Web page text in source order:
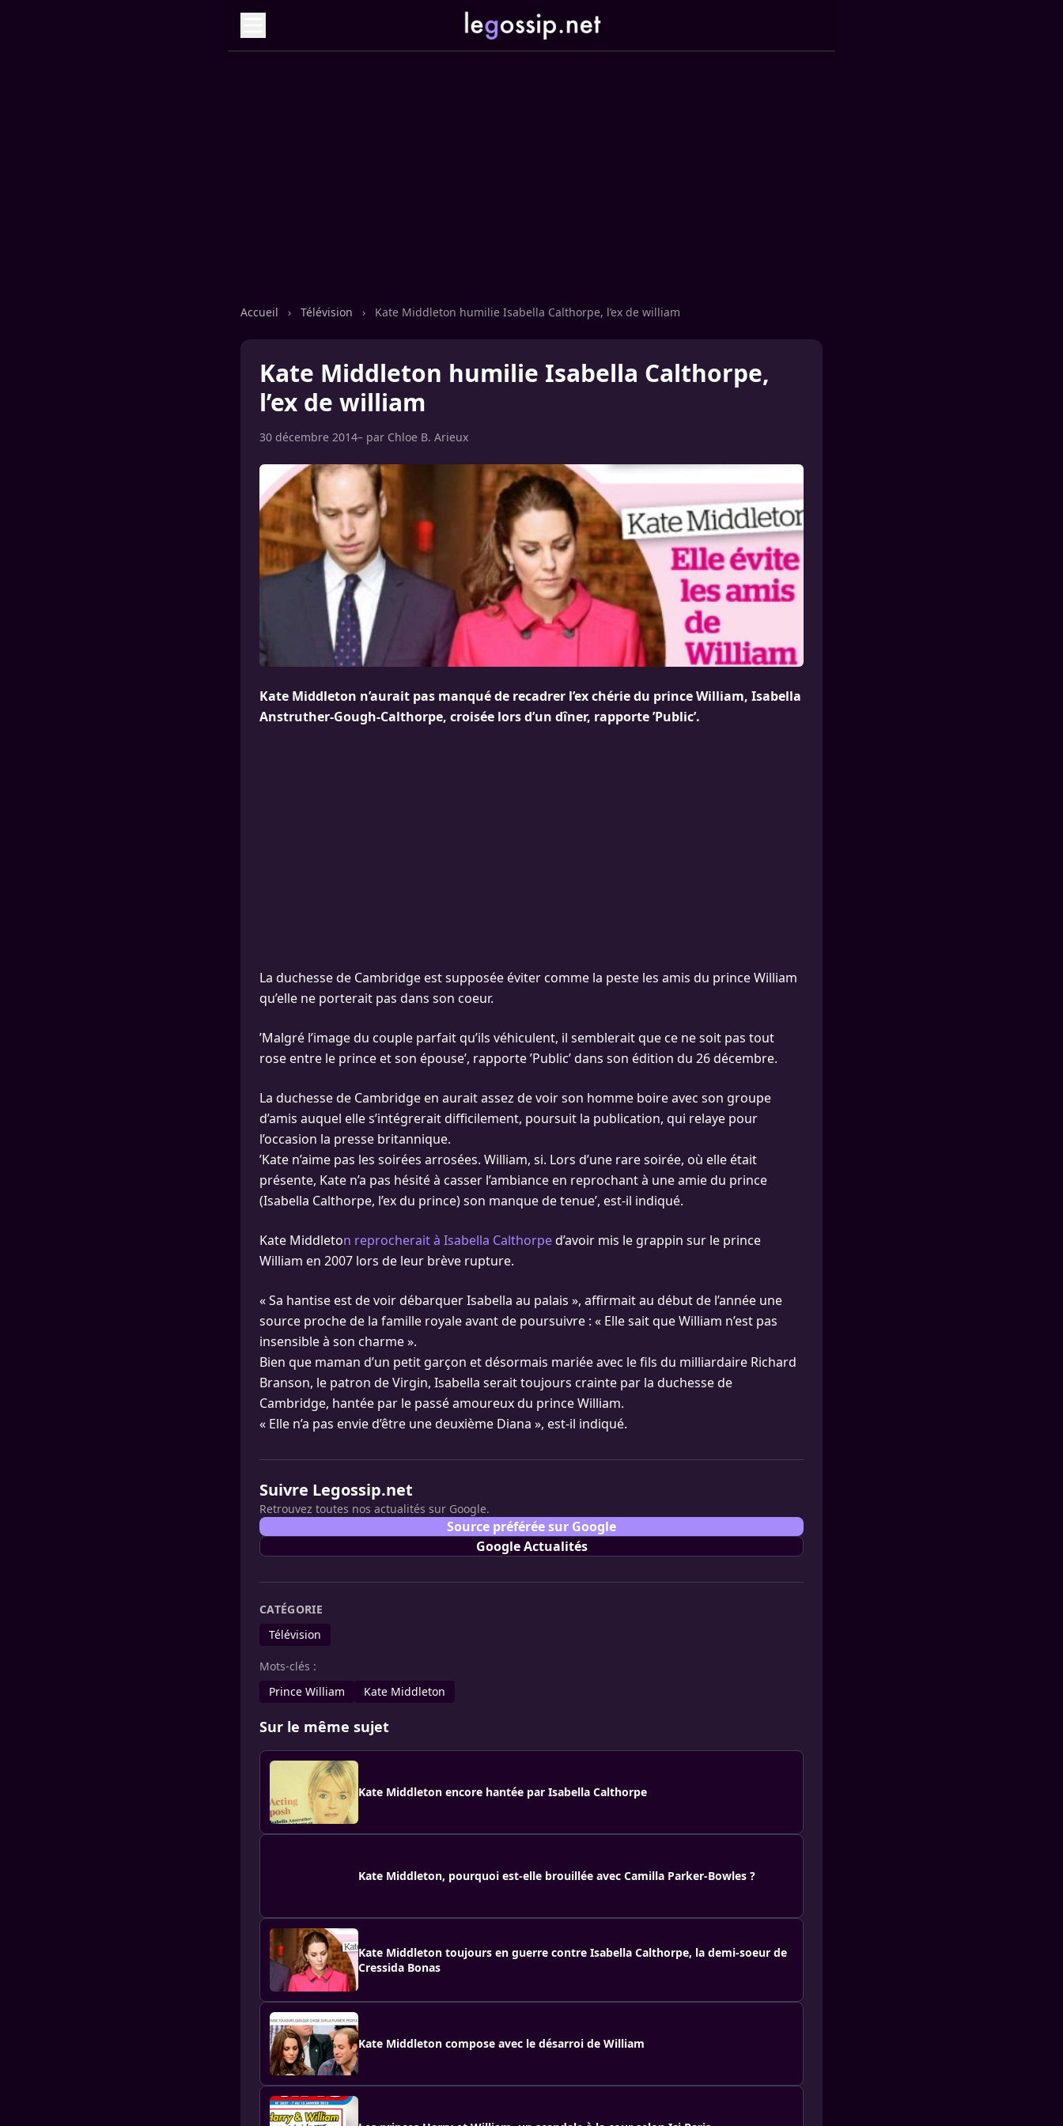
Accueil › Télévision › Kate Middleton humilie Isabella Calthorpe, l’ex de william
Kate Middleton humilie Isabella Calthorpe,
l’ex de william
30 décembre 2014– par Chloe B. Arieux
Kate Middleton n’aurait pas manqué de recadrer l’ex chérie du prince William, Isabella
Anstruther-Gough-Calthorpe, croisée lors d’un dîner, rapporte ’Public’.
La duchesse de Cambridge est supposée éviter comme la peste les amis du prince William
qu’elle ne porterait pas dans son coeur.
’Malgré l’image du couple parfait qu’ils véhiculent, il semblerait que ce ne soit pas tout
rose entre le prince et son épouse’, rapporte ’Public’ dans son édition du 26 décembre.
La duchesse de Cambridge en aurait assez de voir son homme boire avec son groupe
d’amis auquel elle s’intégrerait difficilement, poursuit la publication, qui relaye pour
l’occasion la presse britannique.
’Kate n’aime pas les soirées arrosées. William, si. Lors d’une rare soirée, où elle était
présente, Kate n’a pas hésité à casser l’ambiance en reprochant à une amie du prince
(Isabella Calthorpe, l’ex du prince) son manque de tenue’, est-il indiqué.
Kate Middleton reprocherait à Isabella Calthorped’avoir mis le grappin sur le prince
William en 2007 lors de leur brève rupture.
« Sa hantise est de voir débarquer Isabella au palais », affirmait au début de l’année une
source proche de la famille royale avant de poursuivre : « Elle sait que William n’est pas
insensible à son charme ».
Bien que maman d’un petit garçon et désormais mariée avec le fils du milliardaire Richard
Branson, le patron de Virgin, Isabella serait toujours crainte par la duchesse de
Cambridge, hantée par le passé amoureux du prince William.
« Elle n’a pas envie d’être une deuxième Diana », est-il indiqué.
Suivre Legossip.net
Retrouvez toutes nos actualités sur Google.
Source préférée sur Google
Google Actualités
CATÉGORIE
Télévision
Mots-clés :
Prince William
Kate Middleton
Sur le même sujet
Kate Middleton encore hantée par Isabella Calthorpe
Kate Middleton, pourquoi est-elle brouillée avec Camilla Parker-Bowles ?
Kate Middleton toujours en guerre contre Isabella Calthorpe, la demi-soeur de
Cressida Bonas
Kate Middleton compose avec le désarroi de William